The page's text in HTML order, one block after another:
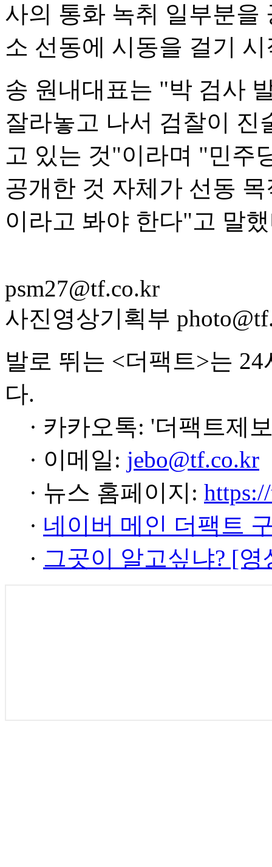
사의 통화 녹취 일부분을
소 선동에 시동을 걸기
송 원내대표는 "박 검사
잘라놓고 나서 검찰이
고 있는 것"이라며 "민주
공개한 것 자체가 선동
이라고 봐야 한다"고 말
psm27@tf.co.kr
사진영상기획부
발로 뛰는 <더팩트>는
다.
· 카카오톡: '더팩트제
· 이메일: jebo@tf.co.kr
· 뉴스 홈페이지:
· 네이버 메인 더팩트
· 그곳이 알고싶냐? [